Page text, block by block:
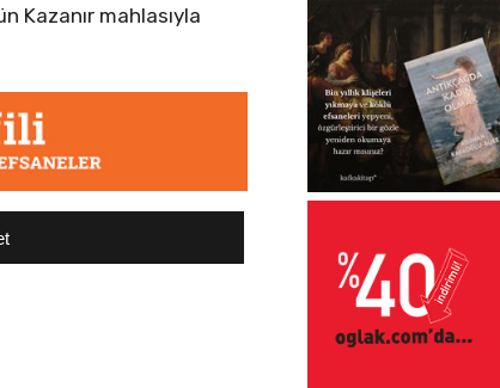
Kazanır mahlasıyla